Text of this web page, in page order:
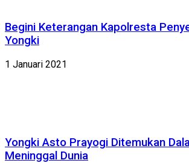
Begini Keterangan Kapolresta
Yongki
1 Januari 2021
Yongki Asto Prayogi Ditemukan
Meninggal Dunia